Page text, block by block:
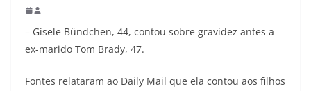
– Gisele Bündchen, 44, contou sobre gravidez antes a
ex-marido Tom Brady, 47.
Fontes relataram ao Daily Mail que ela contou aos filhos